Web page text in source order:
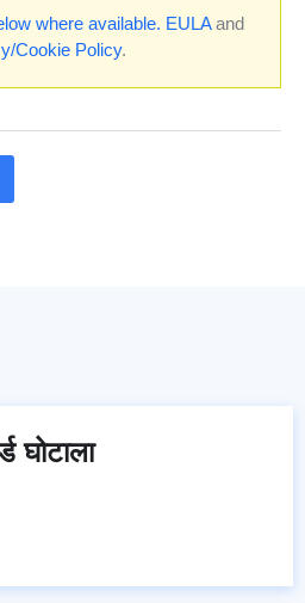
where available. EULAand
Cookie Policy.
घोटाला